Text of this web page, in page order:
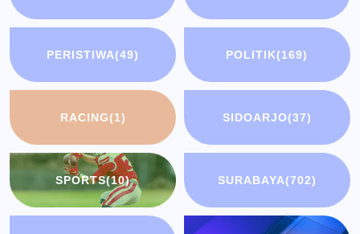
PERISTIWA(49) POLITIK(169)
RACING(1) SIDOARJO(37)
SPORTS(10) SURABAYA(702)